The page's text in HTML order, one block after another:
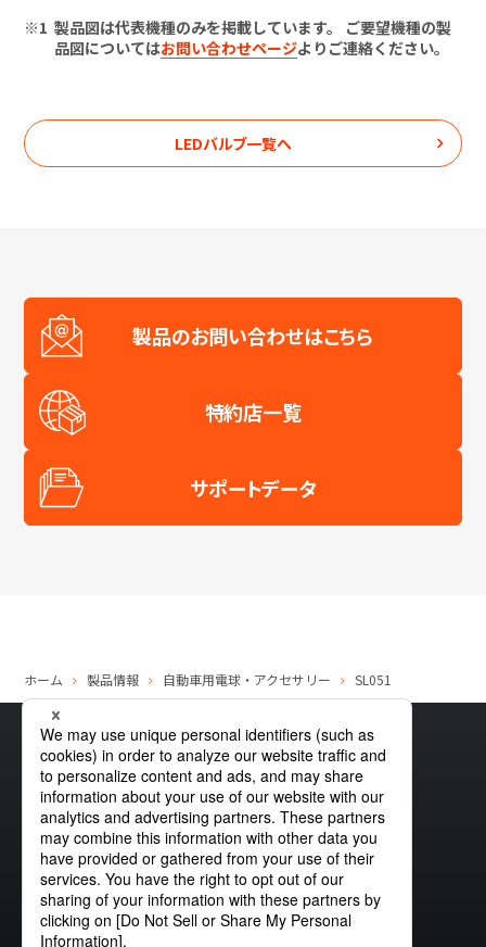
製品図は代表機種のみを掲載しています。 ご要望機種の製
品図についてはお問い合わせページよりご連絡ください。
LEDバルブ一覧へ
製品のお問い合わせはこちら
特約店一覧
サポートデータ
ホーム 製品情報 自動車用電球・アクセサリー SL051
サイトマップ グローバルプライバシーポリシー
クッキーポリシーサイトポリシーお問い合わせ